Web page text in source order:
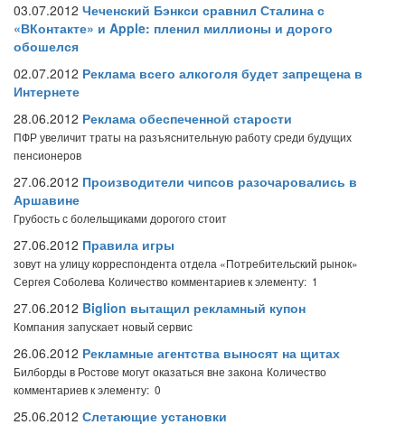
03.07.2012 Чеченский Бэнкси сравнил Сталина с
«ВКонтакте» и Apple: пленил миллионы и дорого
обошелся
02.07.2012 Реклама всего алкоголя будет запрещена в
Интернете
28.06.2012 Реклама обеспеченной старости
ПФР увеличит траты на разъяснительную работу среди будущих
пенсионеров
27.06.2012 Производители чипсов разочаровались в
Аршавине
Грубость с болельщиками дорогого стоит
27.06.2012 Правила игры
зовут на улицу корреспондента отдела «Потребительский рынок»
Сергея Соболева Количество комментариев к элементу: 1
27.06.2012 Biglion вытащил рекламный купон
Компания запускает новый сервис
26.06.2012 Рекламные агентства выносят на щитах
Билборды в Ростове могут оказаться вне закона Количество
комментариев к элементу: 0
25.06.2012 Слетающие установки